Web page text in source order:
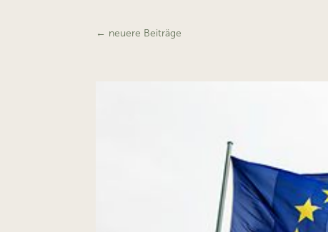
← neuere Beiträge